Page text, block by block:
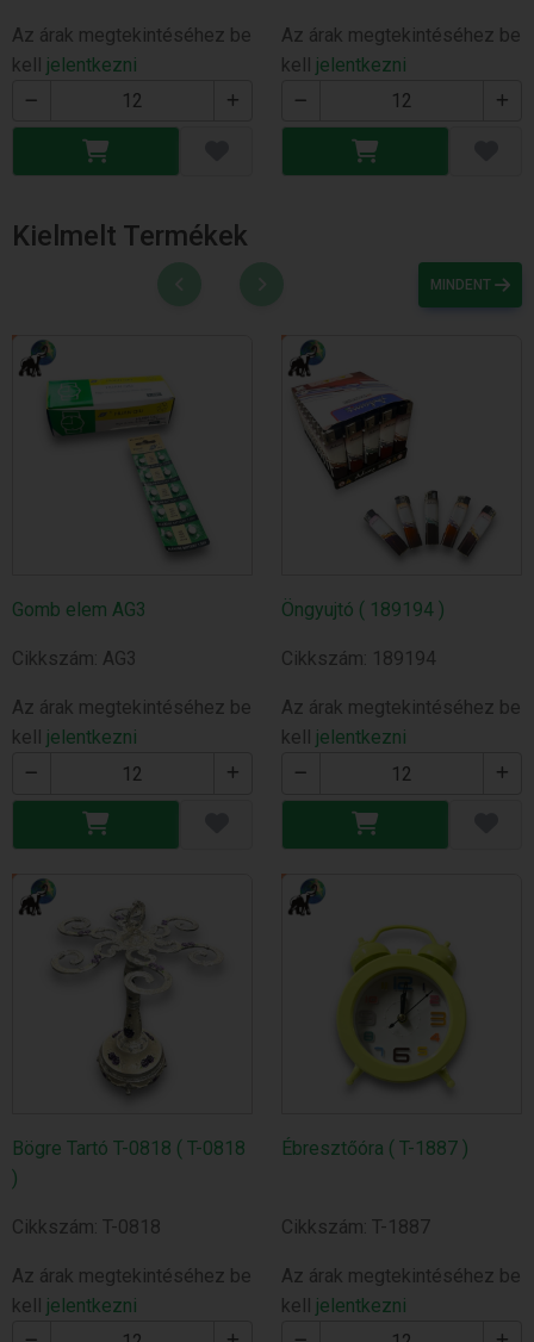
Az árak megtekintéséhez be
kell jelentkezni
Az árak megtekintéséhez be
kell jelentkezni
Kielmelt Termékek
MINDENT
Gomb elem AG3
Cikkszám: AG3
Az árak megtekintéséhez be
kell jelentkezni
Öngyujtó ( 189194 )
Cikkszám: 189194
Az árak megtekintéséhez be
kell jelentkezni
Bögre Tartó T-0818 ( T-0818
)
Cikkszám: T-0818
Az árak megtekintéséhez be
kell jelentkezni
Ébresztőóra ( T-1887 )
Cikkszám: T-1887
Az árak megtekintéséhez be
kell jelentkezni